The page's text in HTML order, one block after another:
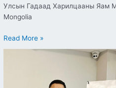
Улсын Гадаад Харилцааны Яам
Mongolia
Read More »